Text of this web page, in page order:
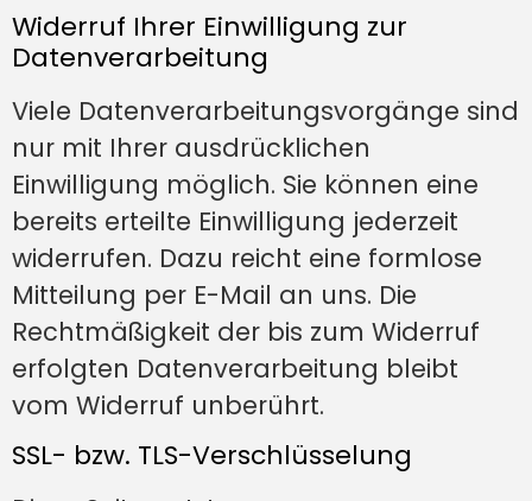
Widerruf Ihrer Einwilligung zur
Datenverarbeitung
Viele Datenverarbeitungsvorgänge sind
nur mit Ihrer ausdrücklichen
Einwilligung möglich. Sie können eine
bereits erteilte Einwilligung jederzeit
widerrufen. Dazu reicht eine formlose
Mitteilung per E-Mail an uns. Die
Rechtmäßigkeit der bis zum Widerruf
erfolgten Datenverarbeitung bleibt
vom Widerruf unberührt.
SSL- bzw. TLS-Verschlüsselung